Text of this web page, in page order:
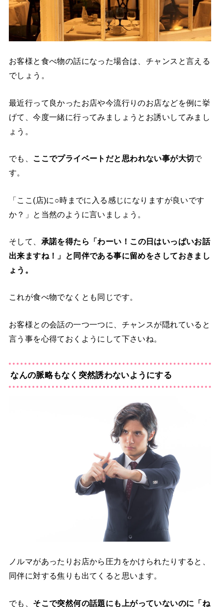
お客様と食べ物の話になった場合は、チャンスと言える
でしょう。
最近行って良かったお店や今流行りのお店などを例に挙
げて、今度一緒に行ってみましょうとお誘いしてみまし
ょう。
でも、 ここでプライベートだと思われない事が大切で
す。
「ここ(店)に○時までに入る感じになりますが良いです
か？」と当然のように言いましょう。
そして、 承諾を得たら「わーい！この日はいっぱいお話
出来ますね！」と同伴である事に留めをさしておきまし
ょう。
これが食べ物でなくとも同じです。
お客様との会話の一つ一つに、チャンスが隠れていると
言う事を心得ておくようにして下さいね。
なんの脈略もなく突然誘わないようにする
ノルマがあったりお店から圧力をかけられたりすると、
同伴に対する焦りも出てくると思います。
でも、 そこで突然何の話題にも上がっていないのに「ね